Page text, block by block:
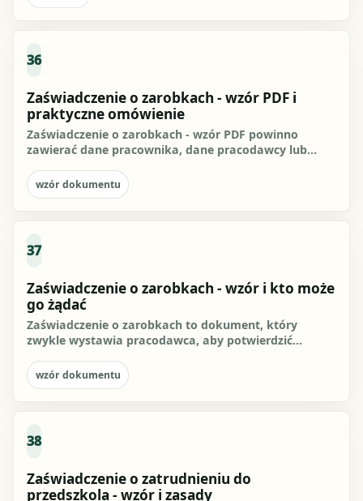
36
Zaświadczenie o zarobkach - wzór PDF i
praktyczne omówienie
Zaświadczenie o zarobkach - wzór PDF powinno
zawierać dane pracownika, dane pracodawcy lub
wzór dokumentu
37
Zaświadczenie o zarobkach - wzór i kto może
go żądać
Zaświadczenie o zarobkach to dokument, który
zwykle wystawia pracodawca, aby potwierdzić
wzór dokumentu
38
Zaświadczenie o zatrudnieniu do
przedszkola - wzór i zasady